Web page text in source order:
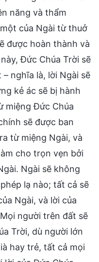
năng và thẩm
của Ngài từ thuở
được hoàn thành và
Đức Chúa Trời sẽ
nghĩa là, lời Ngài sẽ
kẻ ác sẽ bị hành
miệng Đức Chúa
sẽ được ban
từ miệng Ngài, và
cho trọn vẹn bởi
Ngài sẽ không
lạ nào; tất cả sẽ
Ngài, và lời của
người trên đất sẽ
Trời, dù người lớn
hay trẻ, tất cả mọi